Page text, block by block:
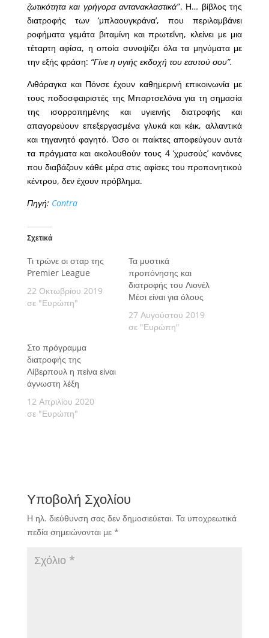
ζωτικότητα και γρήγορα αντανακλαστικά”. Η… βίβλος της
διατροφής των ‘μπλαουγκράνα’, που περιλαμβάνει
ροφήματα γεμάτα βιταμίνη και πρωτεΐνη, κλείνει με μια
τέταρτη αφίσα, η οποία συνοψίζει όλα τα μηνύματα με
την εξής φράση: “Γίνε η υγιής εκδοχή του εαυτού σου”.
Λιθάραγκα και Πόνσε έχουν καθημερινή επικοινωνία με
τους ποδοσφαιριστές της Μπαρτσελόνα για τη σημασία
της ισορροπημένης και υγιεινής διατροφής και
απαγορεύουν επεξεργασμένα γλυκά και κέικ, αλλαντικά
και τηγανητό φαγητό. Όσο οι παίκτες αποφεύγουν αυτά
τα πράγματα και ακολουθούν τους 4 ‘χρυσούς’ κανόνες
που διαβάζουν κάθε μέρα στις αφίσες του προπονητικού
κέντρου, δεν έχουν πρόβλημα.
Πηγή: Contra
Σχετικά
Τι τρώνε οι σταρ της
Premier League
22 Οκτωβρίου 2019
σε "Ευρώπη"
Τα μυστικά
προπόνησης και
διατροφής του Λιονέλ
Μέσι είναι για όλους
27 Αυγούστου 2019
σε "Ευρώπη"
Στο πρόγραμμα
διατροφής της
Λίβερπουλ η πείνα είναι
άγνωστη λέξη
12 Απριλίου 2020
σε "Ευρώπη"
Υποβολή Σχολίου
Η ηλ. διεύθυνση σας δεν δημοσιεύεται. Τα υποχρεωτικά
πεδία σημειώνονται με *